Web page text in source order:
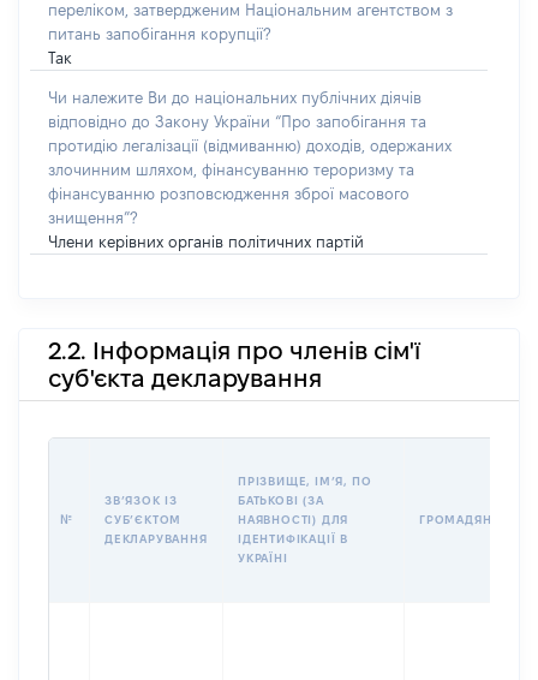
переліком, затвердженим Національним агентством з
питань запобігання корупції?
Так
Чи належите Ви до національних публічних діячів
відповідно до Закону України “Про запобігання та
протидію легалізації (відмиванню) доходів, одержаних
злочинним шляхом, фінансуванню тероризму та
фінансуванню розповсюдження зброї масового
знищення”?
Члени керівних органів політичних партій
2.2. Інформація про членів сім'ї
суб'єкта декларування
№
ЗВʼЯЗОК ІЗ
СУБʼЄКТОМ
ДЕКЛАРУВАННЯ
ПРІЗВИЩЕ, ІМʼЯ, ПО
БАТЬКОВІ (ЗА
НАЯВНОСТІ) ДЛЯ
ІДЕНТИФІКАЦІЇ В
УКРАЇНІ
ГРОМАДЯНСТВО